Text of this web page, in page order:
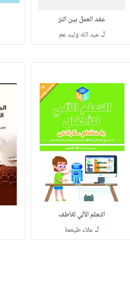
عقد العمل بين التز
لـعبد الله وليد عم
التعلم الآلي للأطف
لـعلاء طيعمة